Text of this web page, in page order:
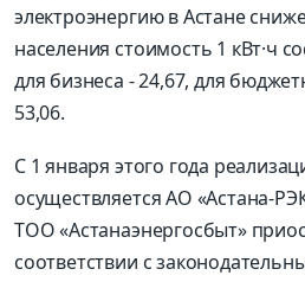
электроэнергию в Астане
населения стоимость 1 кВт·ч
для бизнеса - 24,67, для
53,06.
С 1 января этого года
осуществляется АО «Астана-
ТОО «Астанаэнергосбыт»
соответствии с